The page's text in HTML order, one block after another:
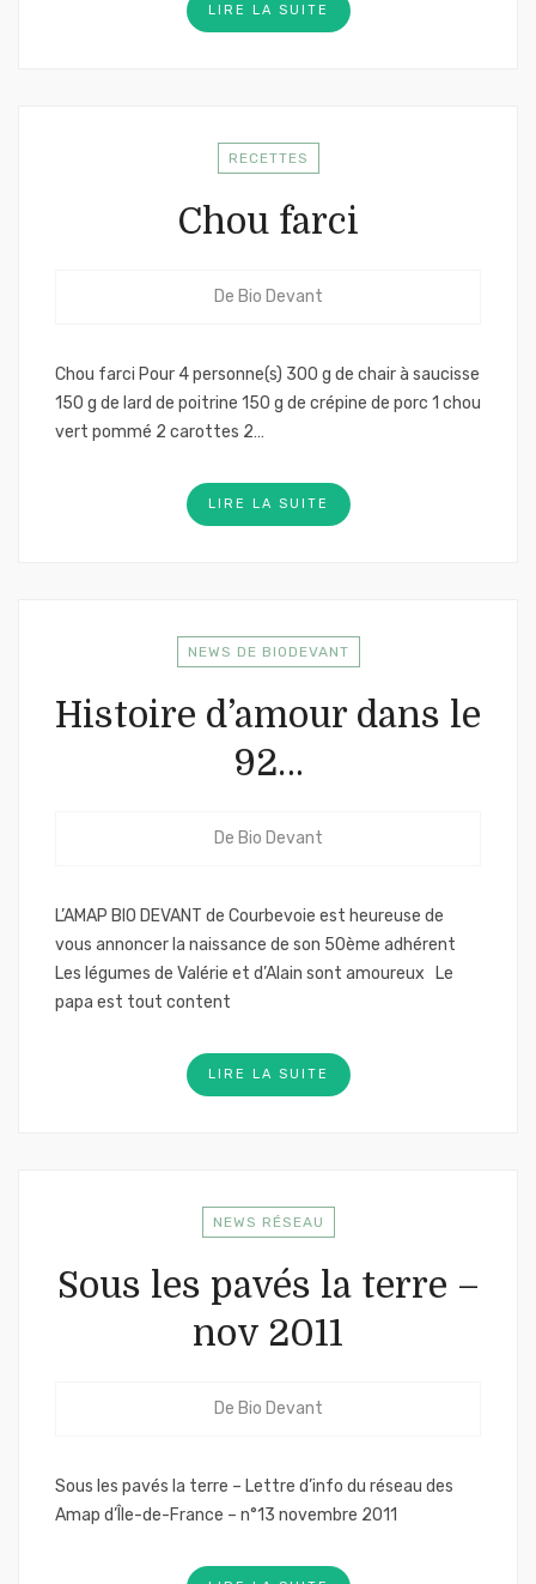
LIRE LA SUITE
RECETTES
Chou farci
De Bio Devant
Chou farci Pour 4 personne(s) 300 g de chair à saucisse
150 g de lard de poitrine 150 g de crépine de porc 1 chou
vert pommé 2 carottes 2…
LIRE LA SUITE
NEWS DE BIODEVANT
Histoire d’amour dans le
92…
De Bio Devant
L’AMAP BIO DEVANT de Courbevoie est heureuse de
vous annoncer la naissance de son 50ème adhérent
Les légumes de Valérie et d’Alain sont amoureux Le
papa est tout content
LIRE LA SUITE
NEWS RÉSEAU
Sous les pavés la terre –
nov 2011
De Bio Devant
Sous les pavés la terre – Lettre d’info du réseau des
Amap d’Île-de-France – n°13 novembre 2011